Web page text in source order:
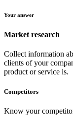
Your answer
Market research
Collect information
clients of your
product or service is.
Competitors
Know your